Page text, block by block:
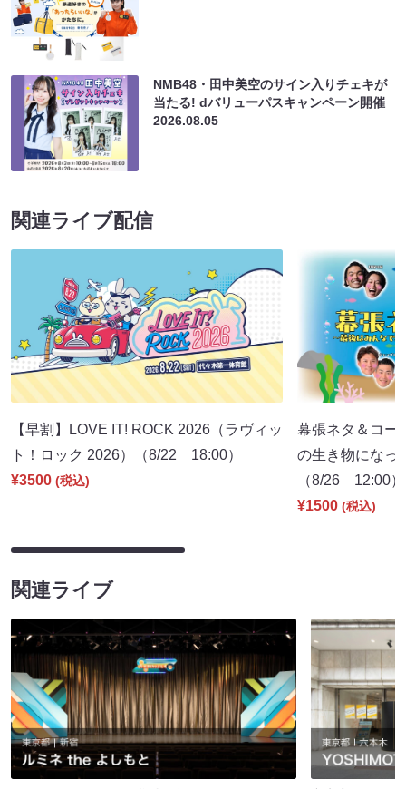
NMB48・田中美空のサイン入りチェキが
当たる! dバリューパスキャンペーン開催
2026.08.05
関連ライブ配信
【早割】LOVE IT! ROCK 2026（ラヴィッ
ト！ロック 2026）（8/22 18:00）
¥3500 (税込)
幕張ネタ＆コー
の生き物になっ
（8/26 12:00）
¥1500 (税込)
関連ライブ